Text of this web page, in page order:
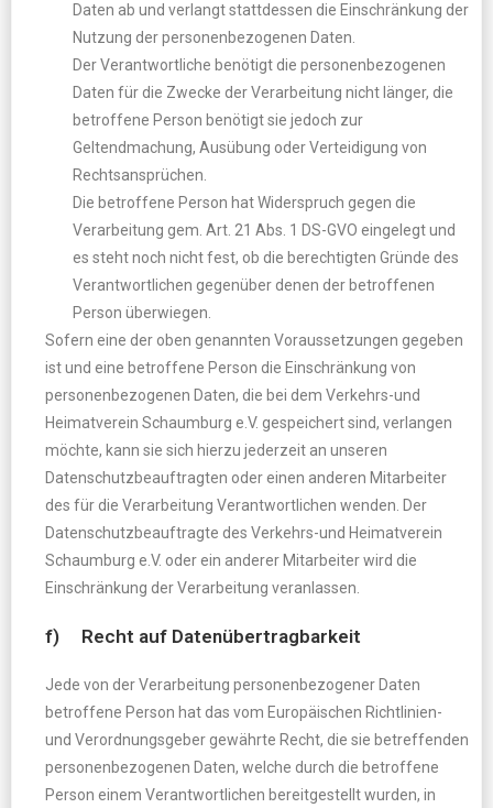
Daten ab und verlangt stattdessen die Einschränkung der
Nutzung der personenbezogenen Daten.
Der Verantwortliche benötigt die personenbezogenen
Daten für die Zwecke der Verarbeitung nicht länger, die
betroffene Person benötigt sie jedoch zur
Geltendmachung, Ausübung oder Verteidigung von
Rechtsansprüchen.
Die betroffene Person hat Widerspruch gegen die
Verarbeitung gem. Art. 21 Abs. 1 DS-GVO eingelegt und
es steht noch nicht fest, ob die berechtigten Gründe des
Verantwortlichen gegenüber denen der betroffenen
Person überwiegen.
Sofern eine der oben genannten Voraussetzungen gegeben
ist und eine betroffene Person die Einschränkung von
personenbezogenen Daten, die bei dem Verkehrs-und
Heimatverein Schaumburg e.V. gespeichert sind, verlangen
möchte, kann sie sich hierzu jederzeit an unseren
Datenschutzbeauftragten oder einen anderen Mitarbeiter
des für die Verarbeitung Verantwortlichen wenden. Der
Datenschutzbeauftragte des Verkehrs-und Heimatverein
Schaumburg e.V. oder ein anderer Mitarbeiter wird die
Einschränkung der Verarbeitung veranlassen.
f) Recht auf Datenübertragbarkeit
Jede von der Verarbeitung personenbezogener Daten
betroffene Person hat das vom Europäischen Richtlinien-
und Verordnungsgeber gewährte Recht, die sie betreffenden
personenbezogenen Daten, welche durch die betroffene
Person einem Verantwortlichen bereitgestellt wurden, in